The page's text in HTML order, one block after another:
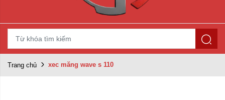
Trang chủ xec măng wave s 110